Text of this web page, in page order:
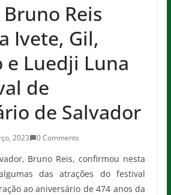
Reis
Ivete, Gil,
e Luedji Luna
de
de Salvador
2023 0 Comments
Bruno Reis, confirmou nesta
das atrações do festival
ao aniversário de 474 anos da